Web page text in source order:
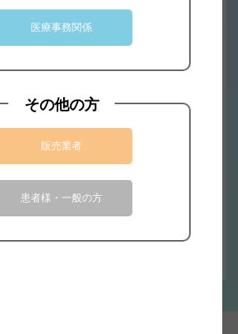
医療事務関係
その他の方
販売業者
患者様・一般の方
モ・サンプル依頼へ
見積りのご依頼はこちら
見積依頼へ
総合お問合せフォーム
総合お問合せへ